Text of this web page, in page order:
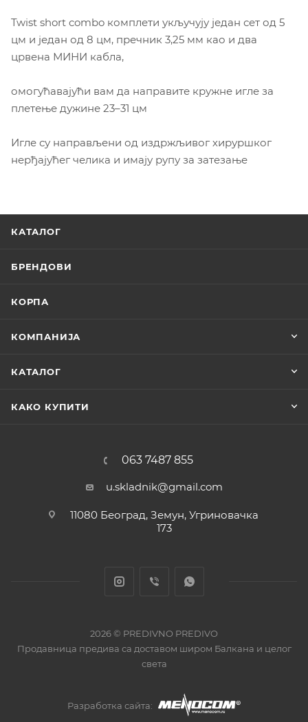
Twist short combo комплети укључују један сет од 5
цм и један од 8 цм, пречник 3,25 мм као и два
црвена МИНИ кабла,
омогућавајући вам да направите кружне игле за
плетење дужине 23–31 цм
Игле су направљени од издржљивог хируршког
нерђајућег челика и имају рупу за затезање
КАТАЛОГ
БРЕНДОВИ
КОРПА
КОМПАНИЈА
КАТАЛОГ
КАКО КУПИТИ
063 7487 855
u.skladnik@gmail.com
11080 Београд, Земун, Угриновачка
173
2026 © PREDIVNO PREDIVO
Продавница предива са доставом широм Балкана и целог
света
Разработка сайта: